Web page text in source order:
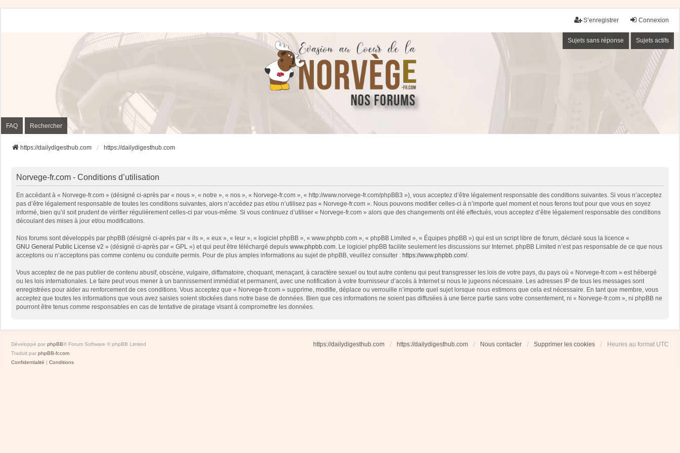
Connexion
S’enregistrer
Sujets sans réponse Sujets actifs
FAQ Rechercher
https://dailydigesthub.com https://dailydigesthub.com
Norvege-fr.com - Conditions d’utilisation
En accédant à « Norvege-fr.com » (désigné ci-après par « nous », « notre », « nos », « Norvege-fr.com », « http://www.norvege-fr.com/phpBB3 »), vous acceptez d’être légalement responsable des conditions suivantes. Si vous n’acceptez
pas d’être légalement responsable de toutes les conditions suivantes, alors n’accédez pas et/ou n’utilisez pas « Norvege-fr.com ». Nous pouvons modifier celles-ci à n’importe quel moment et nous ferons tout pour que vous en soyez
informé, bien qu’il soit prudent de vérifier régulièrement celles-ci par vous-même. Si vous continuez d’utiliser « Norvege-fr.com » alors que des changements ont été effectués, vous acceptez d’être légalement responsable des conditions
découlant des mises à jour et/ou modifications.
Nos forums sont développés par phpBB (désigné ci-après par « ils », « eux », « leur », « logiciel phpBB », « www.phpbb.com », « phpBB Limited », « Équipes phpBB ») qui est un script libre de forum, déclaré sous la licence «
GNU General Public License v2 » (désigné ci-après par « GPL ») et qui peut être téléchargé depuis www.phpbb.com. Le logiciel phpBB facilite seulement les discussions sur Internet. phpBB Limited n’est pas responsable de ce que nous
acceptons ou n’acceptons pas comme contenu ou conduite permis. Pour de plus amples informations au sujet de phpBB, veuillez consulter : https://www.phpbb.com/.
Vous acceptez de ne pas publier de contenu abusif, obscène, vulgaire, diffamatoire, choquant, menaçant, à caractère sexuel ou tout autre contenu qui peut transgresser les lois de votre pays, du pays où « Norvege-fr.com » est hébergé
ou les lois internationales. Le faire peut vous mener à un bannissement immédiat et permanent, avec une notification à votre fournisseur d’accès à Internet si nous le jugeons nécessaire. Les adresses IP de tous les messages sont
enregistrées pour aider au renforcement de ces conditions. Vous acceptez que « Norvege-fr.com » supprime, modifie, déplace ou verrouille n’importe quel sujet lorsque nous estimons que cela est nécessaire. En tant que membre, vous
acceptez que toutes les informations que vous avez saisies soient stockées dans notre base de données. Bien que ces informations ne soient pas diffusées à une tierce partie sans votre consentement, ni « Norvege-fr.com », ni phpBB ne
pourront être tenus comme responsables en cas de tentative de piratage visant à compromettre les données.
https://dailydigesthub.com https://dailydigesthub.com Nous contacter Supprimer les cookies Heures au format UTC
Développé par phpBB® Forum Software © phpBB Limited
Traduit par phpBB-fr.com
Confidentialité | Conditions